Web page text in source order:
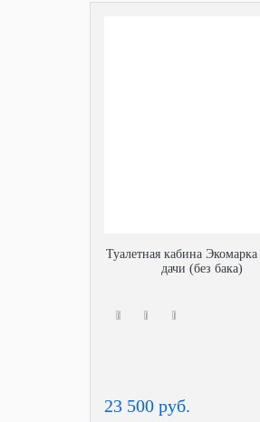
Туалетная кабина
дачи (без бака)
23 500 руб.